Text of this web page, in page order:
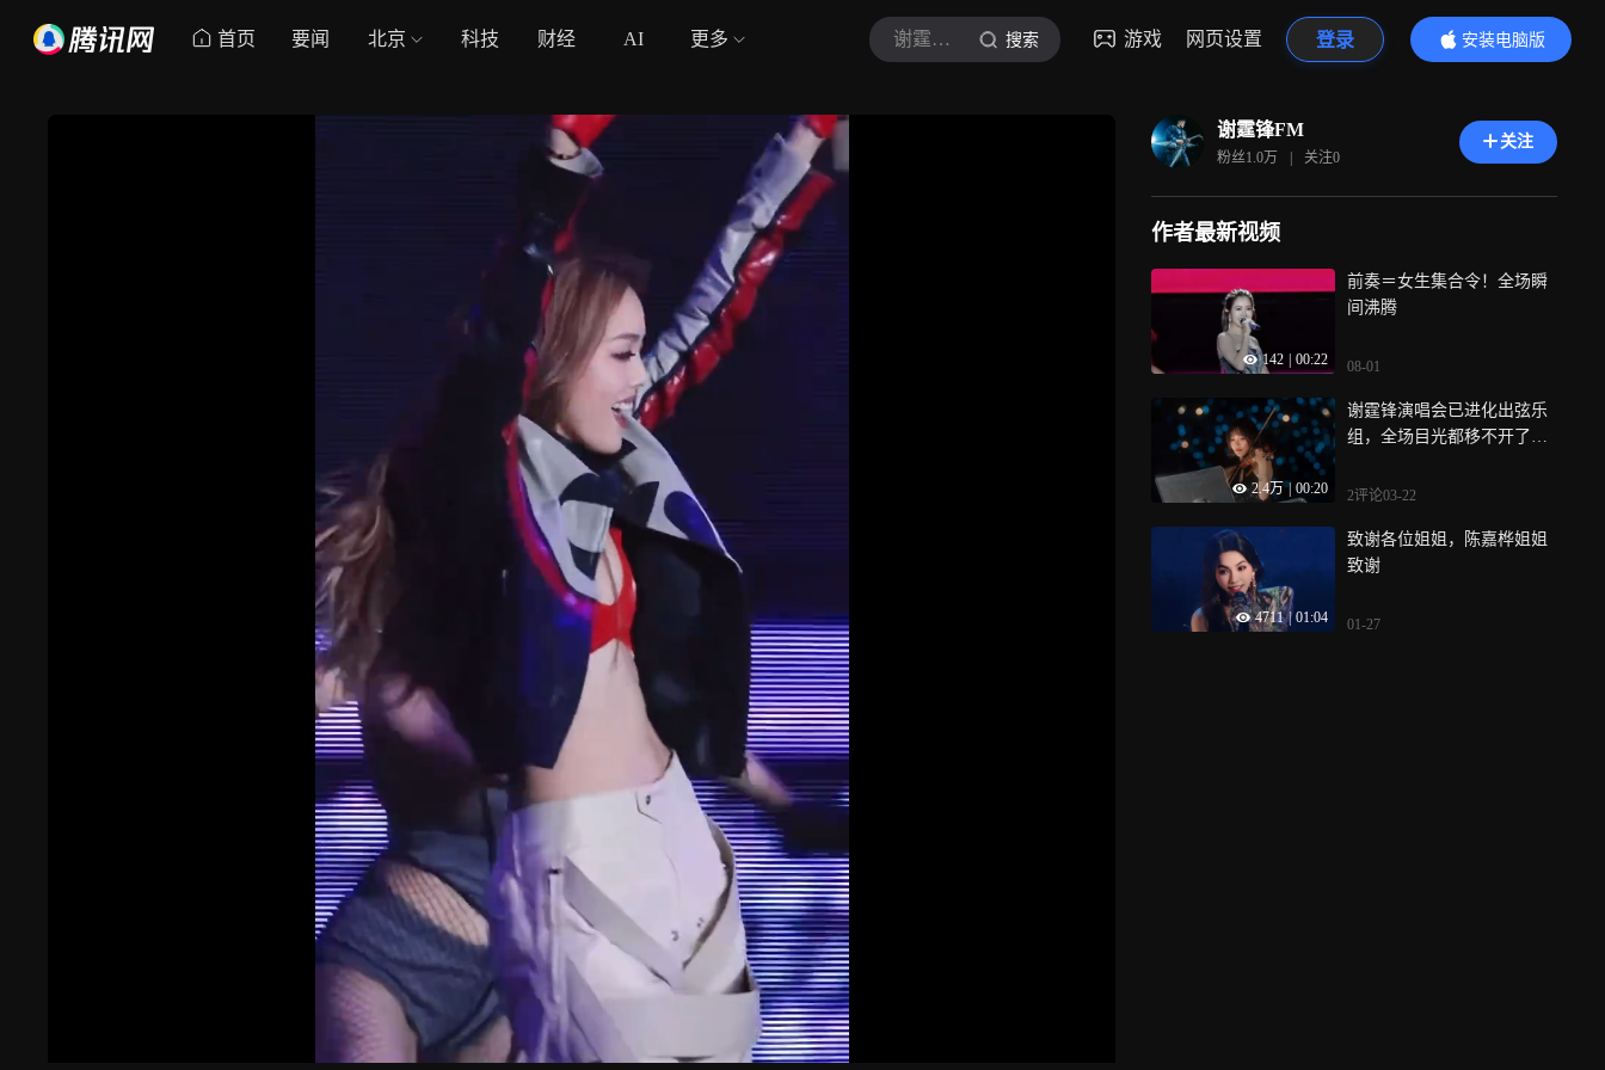
首页 要闻 北京 科技 财经 AI 更多 谢霆锋FM 搜索 游戏 网页设置 登录
安装电脑版
内容更精彩
谢霆锋FM
粉丝1.0万 | 关注0
关注
作者最新视频
142 00:22
前奏＝女生集合令！全场瞬
间沸腾
08-01
2.4万 | 00:20
谢霆锋演唱会已进化出弦乐
组，全场目光都移不开了，
2评论03-22
4711 | 01:04
致谢各位姐姐，陈嘉桦姐姐
致谢
01-27